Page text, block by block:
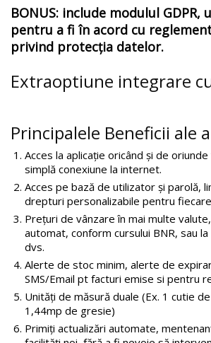
BONUS: include modulul GDPR,
pentru a fi în acord cu
privind protecția datelor.
Extraoptiune integrare
Principalele Beneficii ale
Acces la aplicație oricând și de
simplă conexiune la internet.
Acces pe bază de utilizator și parolă,
drepturi personalizabile pentru
Prețuri de vânzare în mai multe
automat, conform cursului BNR, sau
dvs.
Alerte de stoc minim, alerte de
SMS/Email pt facturi emise si pentru
Unități de măsură duale (Ex. 1 cutie
1,44mp de gresie)
Primiți actualizări automate,